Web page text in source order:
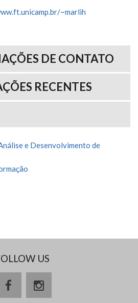
~marlih
DE CONTATO
RECENTES
e Desenvolvimento de
US